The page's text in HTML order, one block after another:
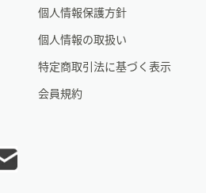
個人情報保護方針
個人情報の取扱い
特定商取引法に基づく表示
会員規約